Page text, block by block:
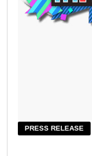
PRESS RELEASE